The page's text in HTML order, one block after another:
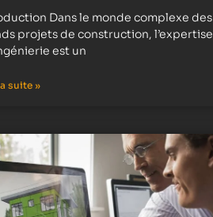
Dans le monde complexe des
projets de construction, l’expertise
est un
suite »